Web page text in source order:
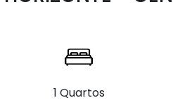
1 Quartos